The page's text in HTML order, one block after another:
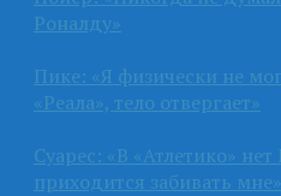
Роналду»
Пике: «Я физически не
«Реала», тело отвергает»
Суарес: «В «Атлетико»
приходится забивать мне»